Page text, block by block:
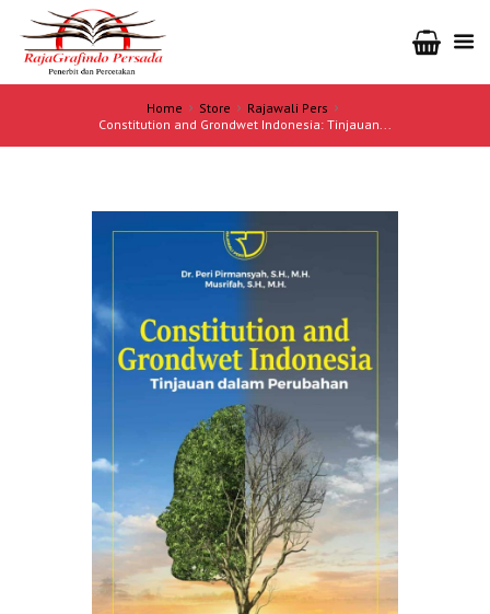
Home Store
Rajawali Pers
Constitution and Grondwet Indonesia: Tinjauan...